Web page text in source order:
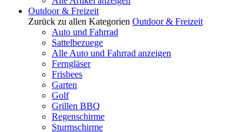
Outdoor & Freizeit
Zurück zu allen Kategorien Outdoor & Freizeit
Auto und Fahrrad
Sattelbezuege
Alle Auto und Fahrrad anzeigen
Ferngläser
Frisbees
Garten
Golf
Grillen BBQ
Regenschirme
Sturmschirme